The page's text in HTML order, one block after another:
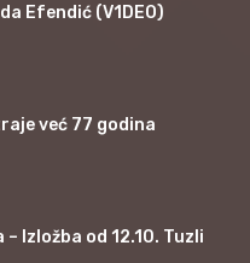
Efendić (V1DEO)
već 77 godina
Izložba od 12.10. Tuzli